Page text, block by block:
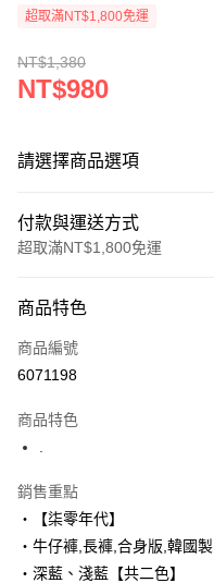
超取滿NT$1,800免運
NT$1,380
NT$980
請選擇商品選項
付款與運送方式
超取滿NT$1,800免運
信用卡一次付款
超商取貨付款
街口支付
悠遊付
Google Pay
商品特色
商品編號
6071198
商品特色
銷售重點
‧【柒零年代】
‧牛仔褲,長褲,合身版,韓國製
‧深藍、淺藍【共二色】